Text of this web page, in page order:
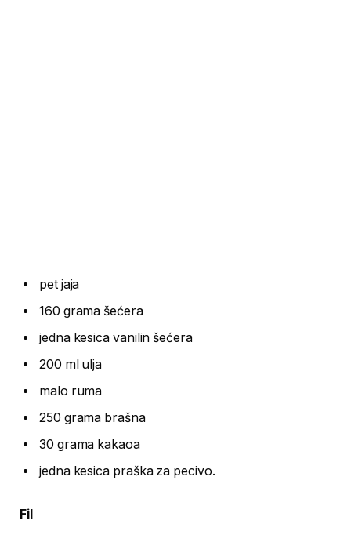
pet jaja
160 grama šećera
jedna kesica vanilin šećera
200 ml ulja
malo ruma
250 grama brašna
30 grama kakaoa
jedna kesica praška za pecivo.
Fil